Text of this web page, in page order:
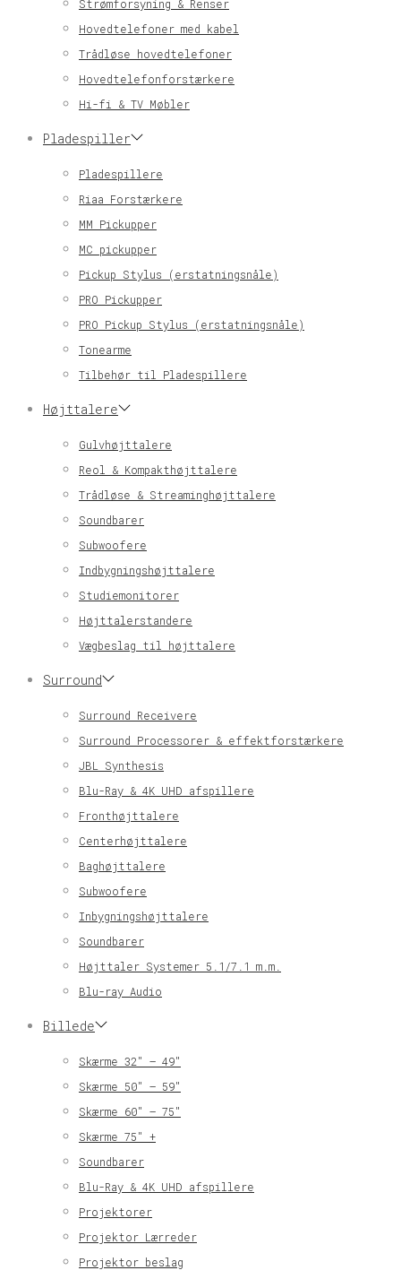
Strømforsyning & Renser
Hovedtelefoner med kabel
Trådløse hovedtelefoner
Hovedtelefonforstærkere
Hi-fi & TV Møbler
Pladespiller
Pladespillere
Riaa Forstærkere
MM Pickupper
MC pickupper
Pickup Stylus (erstatningsnåle)
PRO Pickupper
PRO Pickup Stylus (erstatningsnåle)
Tonearme
Tilbehør til Pladespillere
Højttalere
Gulvhøjttalere
Reol & Kompakthøjttalere
Trådløse & Streaminghøjttalere
Soundbarer
Subwoofere
Indbygningshøjttalere
Studiemonitorer
Højttalerstandere
Vægbeslag til højttalere
Surround
Surround Receivere
Surround Processorer & effektforstærkere
JBL Synthesis
Blu-Ray & 4K UHD afspillere
Fronthøjttalere
Centerhøjttalere
Baghøjttalere
Subwoofere
Inbygningshøjttalere
Soundbarer
Højttaler Systemer 5.1/7.1 m.m.
Blu-ray Audio
Billede
Skærme 32″ – 49″
Skærme 50″ – 59″
Skærme 60″ – 75″
Skærme 75″ +
Soundbarer
Blu-Ray & 4K UHD afspillere
Projektorer
Projektor Lærreder
Projektor beslag